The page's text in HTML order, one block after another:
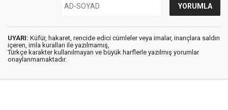
UYARI: Küfür, hakaret, rencide edici cümleler veya imalar, inançlara saldırı
içeren, imla kuralları ile yazılmamış,
Türkçe karakter kullanılmayan ve büyük harflerle yazılmış yorumlar
onaylanmamaktadır.